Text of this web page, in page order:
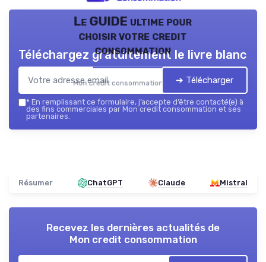
Le GUIDE ultime pour
choisir votre credit
consommation
Mon credit consommation — 2026
Téléchargez gratuitement le livre blanc
➔ Télécharger
* En remplissant ce formulaire, j’accepte d’être contacté(e) à
des fins commerciales par Mon credit consommation et ses
partenaires.
Résumer ChatGPT Claude Mistral
Recevez les dernières actualités de
Mon credit consommation